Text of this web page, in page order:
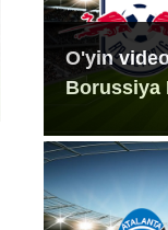
O'yin
Borussiya